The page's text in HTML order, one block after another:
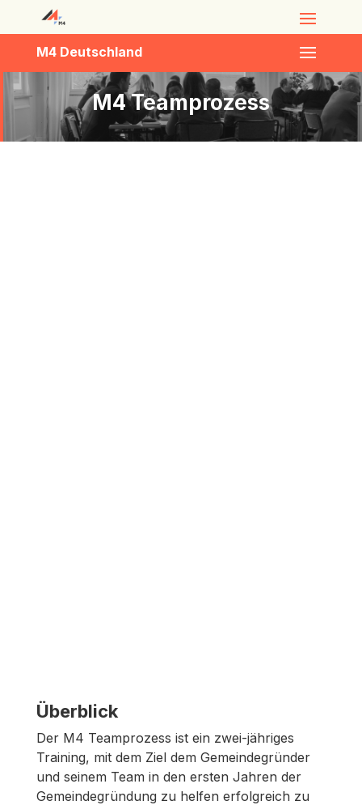
M4 Deutschland
M4 Teamprozess
Überblick
Der M4 Teamprozess ist ein zwei-jähriges
Training, mit dem Ziel dem Gemeindegründer
und seinem Team in den ersten Jahren der
Gemeindegründung zu helfen erfolgreich zu